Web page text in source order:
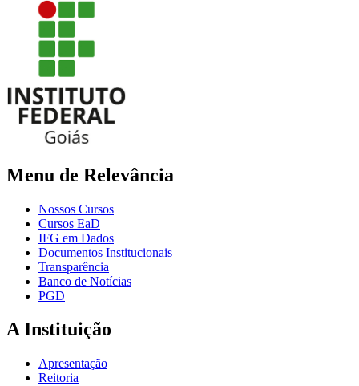
Menu de Relevância
Nossos Cursos
Cursos EaD
IFG em Dados
Documentos Institucionais
Transparência
Banco de Notícias
PGD
A Instituição
Apresentação
Reitoria